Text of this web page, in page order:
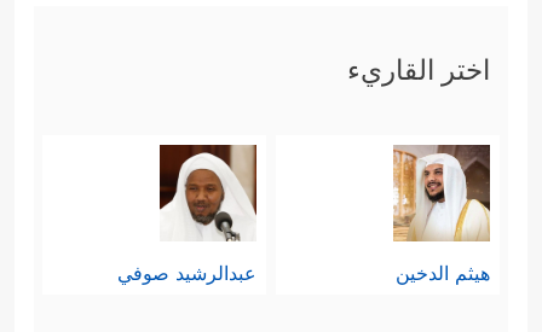
اختر القاريء
هيثم الدخين عبدالرشيد صوفي